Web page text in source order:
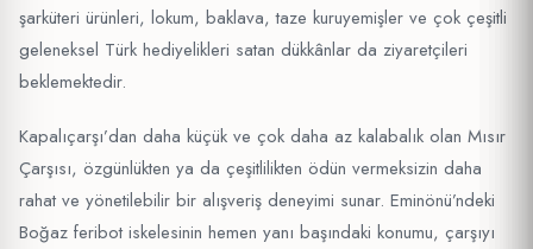
şarküteri ürünleri, lokum, baklava, taze kuruyemişler ve çok çeşitli
geleneksel Türk hediyelikleri satan dükkânlar da ziyaretçileri
beklemektedir.
Kapalıçarşı’dan daha küçük ve çok daha az kalabalık olan Mısır
Çarşısı, özgünlükten ya da çeşitlilikten ödün vermeksizin daha
rahat ve yönetilebilir bir alışveriş deneyimi sunar. Eminönü’ndeki
Boğaz feribot iskelesinin hemen yanı başındaki konumu, çarşıyı